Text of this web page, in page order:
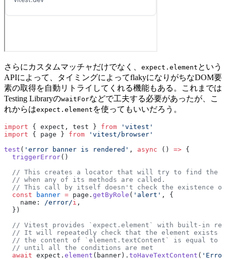
さらにカスタムマッチャだけでなく、 expect.element という
APIによって、タイミングによってflakyになりがちなDOM要
素の取得を自動リトライしてくれる機能もある。これまでは
Testing LibraryのwaitForなどで工夫する必要があったが、こ
れからはexpect.element を使ってもいいだろう。
import { expect, test } from 'vitest'
import { page } from 'vitest/browser'
test ( 'error banner is rendered' , async () => {
  triggerError
()
// This creates a locator that will try to find the
  // when any of its methods are called.
// This call by itself doesn't check the existence
  const
banner = page. getByRole ( 'alert' , {
    name:
/error/i ,
  })
// Vitest provides `expect.element` with built-in
// It will repeatedly check that the element exists
// the content of `element.textContent` is equal to
  // until all the conditions are met
  await
expect. element (banner). toHaveTextContent (